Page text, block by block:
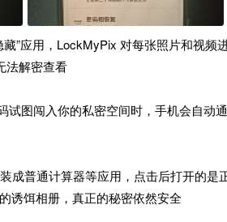
藏”应用，LockMyPix 对每张照片和视
法解密查看
试图闯入你的私密空间时，手机会自动
成普通计算器等应用，点击后打开的是
诱饵相册，真正的秘密依然安全